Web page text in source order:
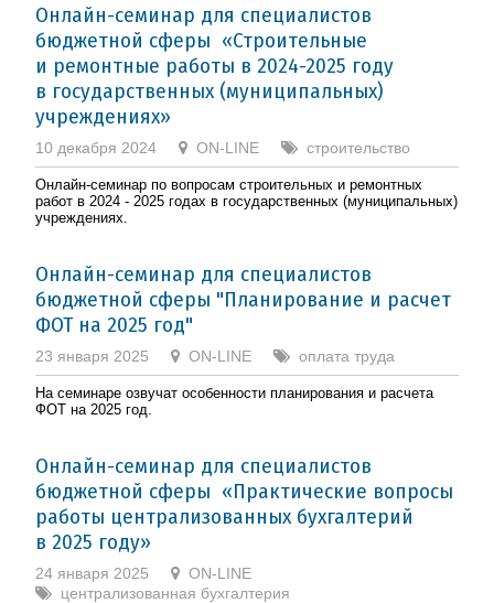
Онлайн-семинар для специалистов
бюджетной сферы «Строительные
и ремонтные работы в 2024-2025 году
в государственных (муниципальных)
учреждениях»
10 декабря 2024 ON-LINE строительство
Онлайн-семинар по вопросам строительных и ремонтных
работ в 2024 - 2025 годах в государственных (муниципальных)
учреждениях.
Онлайн-семинар для специалистов
бюджетной сферы "Планирование и расчет
ФОТ на 2025 год"
23 января 2025 ON-LINE оплата труда
На семинаре озвучат особенности планирования и расчета
ФОТ на 2025 год.
Онлайн-семинар для специалистов
бюджетной сферы «Практические вопросы
работы централизованных бухгалтерий
в 2025 году»
24 января 2025
ON-LINE
централизованная бухгалтерия